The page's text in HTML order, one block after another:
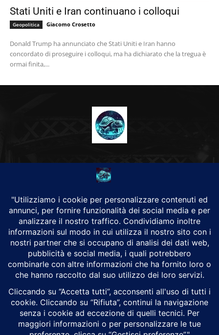
Stati Uniti e Iran continuano i colloqui
Geopolitica Giacomo Crosetto
Donald Trump ha annunciato che Stati Uniti e Iran hanno
concordato di proseguire i colloqui, ma ha dichiarato che la tregua è
ormai finita,...
CHI SIAMO
Alground Geopolitica e Cyberwarfare.
Da una idea di Brunilde Trizio
Alground fa parte del Gruppo Trizio
SEGUICI